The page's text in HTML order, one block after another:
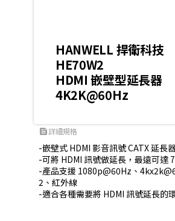
HANWELL 捍衛科技
HE70W2
HDMI 嵌壁型延長器
4K2K@60Hz
feed詳細規格
-嵌壁式 HDMI 影音訊號 CATX 延長
-可將 HDMI 訊號做延長，最遠可達
-產品支援 1080p@60Hz、
2、紅外線